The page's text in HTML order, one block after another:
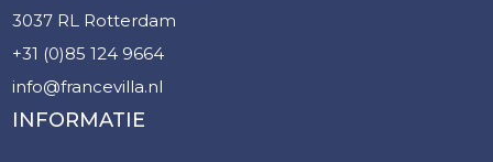
3037 RL Rotterdam
+31 (0)85 124 9664
info@francevilla.nl
INFORMATIE